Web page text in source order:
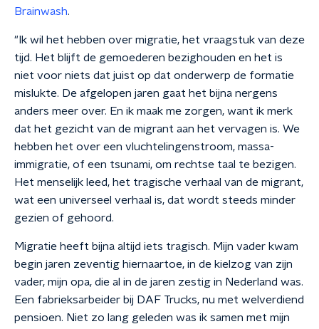
Brainwash.
"Ik wil het hebben over migratie, het vraagstuk van deze
tijd. Het blijft de gemoederen bezighouden en het is
niet voor niets dat juist op dat onderwerp de formatie
mislukte. De afgelopen jaren gaat het bijna nergens
anders meer over. En ik maak me zorgen, want ik merk
dat het gezicht van de migrant aan het vervagen is. We
hebben het over een vluchtelingenstroom, massa-
immigratie, of een tsunami, om rechtse taal te bezigen.
Het menselijk leed, het tragische verhaal van de migrant,
wat een universeel verhaal is, dat wordt steeds minder
gezien of gehoord.
Migratie heeft bijna altijd iets tragisch. Mijn vader kwam
begin jaren zeventig hiernaartoe, in de kielzog van zijn
vader, mijn opa, die al in de jaren zestig in Nederland was.
Een fabrieksarbeider bij DAF Trucks, nu met welverdiend
pensioen. Niet zo lang geleden was ik samen met mijn